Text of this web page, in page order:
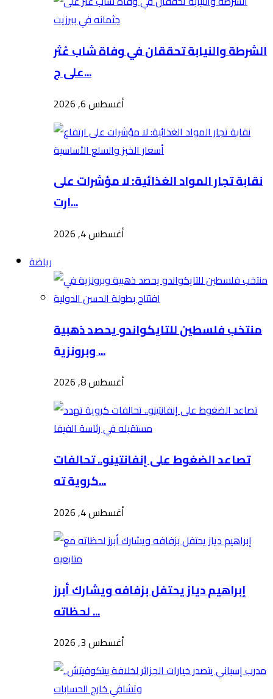
الشرطة والنيابة تحققان في وفاة شاب عُثر
على ج...
أغسطس 6, 2026
نقابة تجار المواد الغذائية: لا مؤشرات على
ارت...
أغسطس 4, 2026
رياضة
منتخب فلسطين للتايكواندو يحصد ذهبية
وبرونزية ...
أغسطس 8, 2026
تصاعد الضغوط على إنفانتينو.. تحالفات
كروية ته...
أغسطس 4, 2026
إبراهيم دياز يحتفل بزفافه ويشارك أبرز
لحظاته ...
أغسطس 3, 2026